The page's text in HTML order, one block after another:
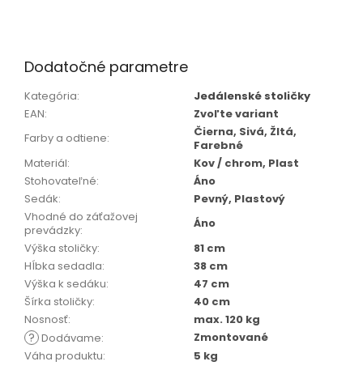
Dodatočné parametre
Kategória:
Jedálenské stoličky
EAN:
Zvoľte variant
Farby a odtiene:
Čierna, Sivá, Žltá,
Farebné
Materiál:
Kov / chrom, Plast
Stohovateľné:
Áno
Sedák:
Pevný, Plastový
Vhodné do záťažovej
prevádzky:
Áno
Výška stoličky:
81 cm
Hĺbka sedadla:
38 cm
Výška k sedáku:
47 cm
Šírka stoličky:
40 cm
Nosnosť: max. 120 kg
? Dodávame:
Zmontované
Váha produktu: 5 kg